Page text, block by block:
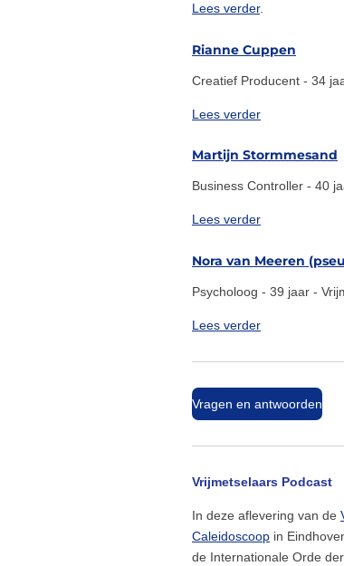
Lees verder.
Rianne Cuppen
Creatief Producent - 34
Lees verder
Martijn Stormmesand
Business Controller - 40
Lees verder
Nora van Meeren
Psycholoog - 39 jaar -
Lees verder
Vragen en antwoorden
Vrijmetselaars Podcast
In deze aflevering van de
Caleidoscoop in
de Internationale Orde